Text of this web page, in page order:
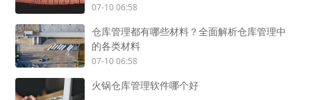
07-10 06:58
仓库管理都有哪些材料？全面解析仓库管理中
的各类材料
07-10 06:58
火锅仓库管理软件哪个好